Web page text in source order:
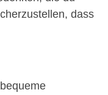
dass